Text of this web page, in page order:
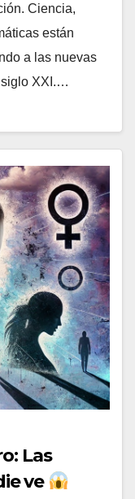
Ciencia,
están
a las nuevas
siglo XXI.…
Las
ve